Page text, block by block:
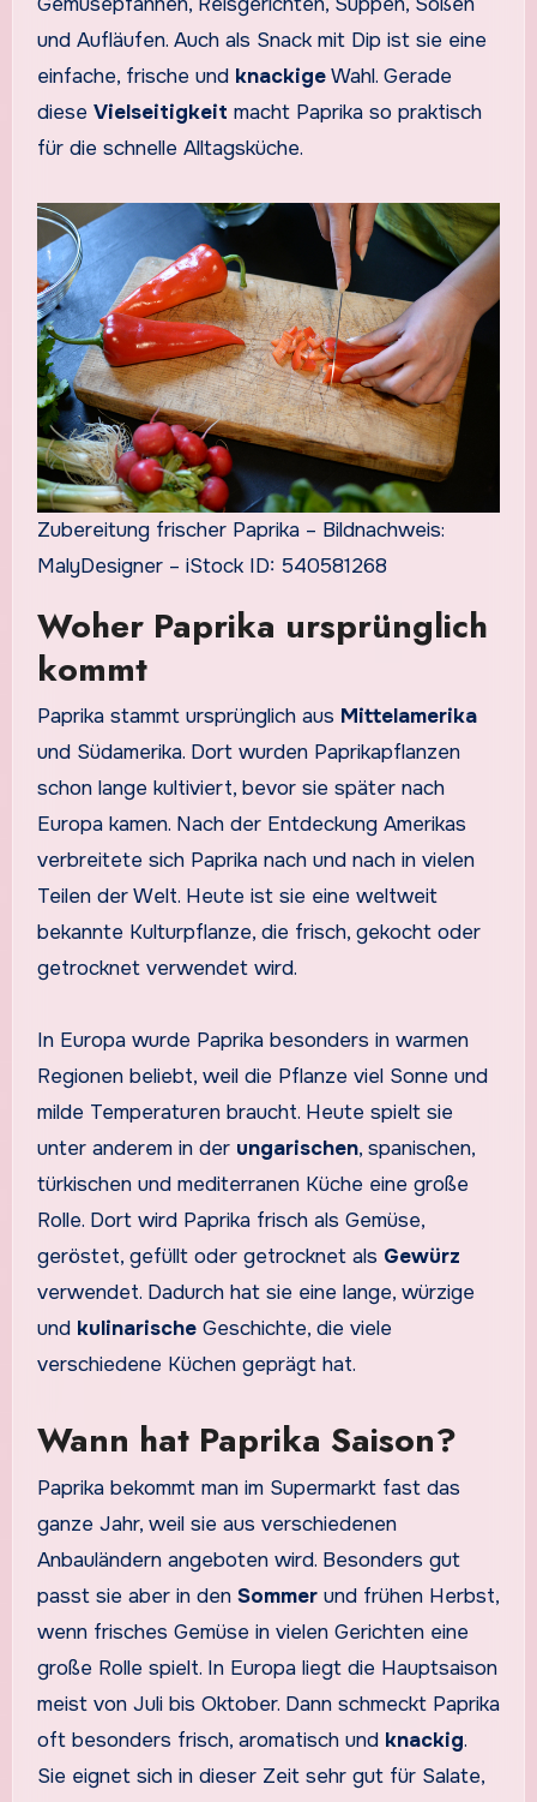
und Aufläufen. Auch als Snack mit Dip ist sie eine
einfache, frische und knackigeWahl. Gerade
diese Vielseitigkeit macht Paprika so praktisch
für die schnelle Alltagsküche.
Zubereitung frischer Paprika – Bildnachweis:
MalyDesigner – iStock ID: 540581268
Woher Paprika ursprünglich
kommt
Paprika stammt ursprünglich aus Mittelamerika
und Südamerika. Dort wurden Paprikapflanzen
schon lange kultiviert, bevor sie später nach
Europa kamen. Nach der Entdeckung Amerikas
verbreitete sich Paprika nach und nach in vielen
Teilen der Welt. Heute ist sie eine weltweit
bekannte Kulturpflanze, die frisch, gekocht oder
getrocknet verwendet wird.
In Europa wurde Paprika besonders in warmen
Regionen beliebt, weil die Pflanze viel Sonne und
milde Temperaturen braucht. Heute spielt sie
unter anderem in der ungarischen, spanischen,
türkischen und mediterranen Küche eine große
Rolle. Dort wird Paprika frisch als Gemüse,
geröstet, gefüllt oder getrocknet als Gewürz
verwendet. Dadurch hat sie eine lange, würzige
und kulinarischeGeschichte, die viele
verschiedene Küchen geprägt hat.
Wann hat Paprika Saison?
Paprika bekommt man im Supermarkt fast das
ganze Jahr, weil sie aus verschiedenen
Anbauländern angeboten wird. Besonders gut
passt sie aber in den Sommerund frühen Herbst,
wenn frisches Gemüse in vielen Gerichten eine
große Rolle spielt. In Europa liegt die Hauptsaison
meist von Juli bis Oktober. Dann schmeckt Paprika
oft besonders frisch, aromatisch und knackig.
Sie eignet sich in dieser Zeit sehr gut für Salate,